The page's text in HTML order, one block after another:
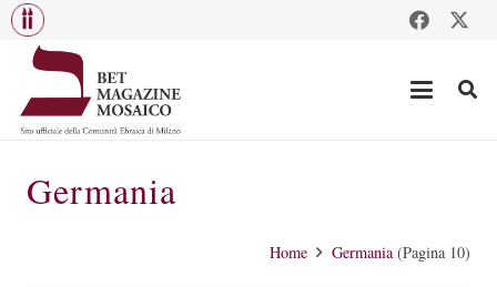
Germania
Home Germania(Pagina 10)